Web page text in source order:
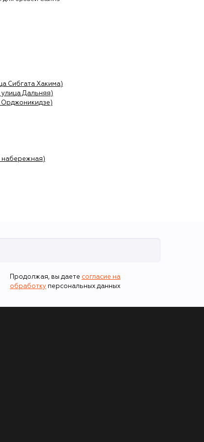
Сибгата Хакима)
Дальняя)
Орджоникидзе)
набережная)
Продолжая, вы даете согласие на
обработку персональных данных